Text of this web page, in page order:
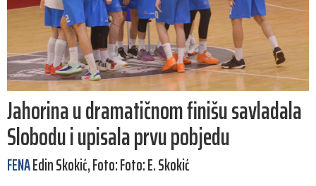
Jahorina u dramatičnom finišu savladala
Slobodu i upisala prvu pobjedu
FENAEdin Skokić, Foto: Foto: E. Skokić